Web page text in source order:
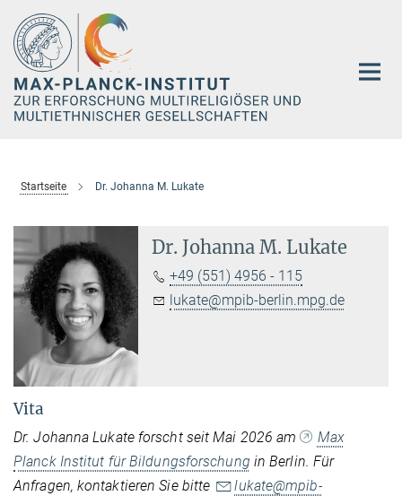
Hauptinhalt
Startseite Dr. Johanna M. Lukate
Dr. Johanna M. Lukate
+49 (551) 4956 - 115
lukate@mpib-berlin.mpg.de
Vita
Dr. Johanna Lukate forscht seit Mai 2026 am
Max
Planck Institut für Bildungsforschung in Berlin. Für
Anfragen, kontaktieren Sie bitte
lukate@mpib-